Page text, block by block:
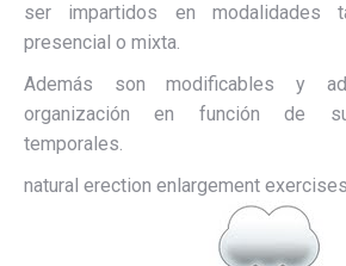
ser impartidos en modalidades
presencial o mixta.
Además son modificables y
organización en función de
temporales.
natural erection enlargement exercises